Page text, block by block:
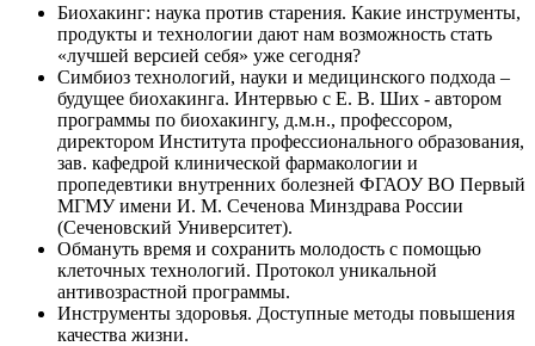
Биохакинг: наука против старения. Какие инструменты,
продукты и технологии дают нам возможность стать
«лучшей версией себя» уже сегодня?
Симбиоз технологий, науки и медицинского подхода –
будущее биохакинга. Интервью с Е. В. Ших - автором
программы по биохакингу, д.м.н., профессором,
директором Института профессионального образования,
зав. кафедрой клинической фармакологии и
пропедевтики внутренних болезней ФГАОУ ВО Первый
МГМУ имени И. М. Сеченова Минздрава России
(Сеченовский Университет).
Обмануть время и сохранить молодость с помощью
клеточных технологий. Протокол уникальной
антивозрастной программы.
Инструменты здоровья. Доступные методы повышения
качества жизни.